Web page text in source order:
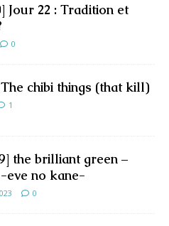
Jour 22 : Tradition et
0
chibi things (that kill)
1
the brilliant green –
eve no kane-
0